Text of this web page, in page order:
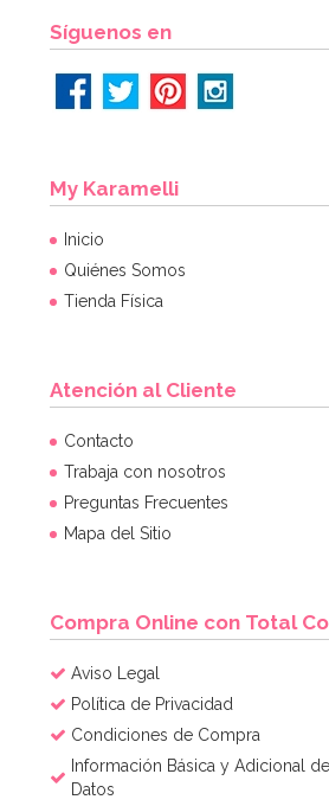
Síguenos en
My Karamelli
Inicio
Quiénes Somos
Tienda Física
Atención al Cliente
Contacto
Trabaja con nosotros
Preguntas Frecuentes
Mapa del Sitio
Compra Online con Total
Aviso Legal
Política de Privacidad
Condiciones de Compra
Información Básica y Adicional
Datos